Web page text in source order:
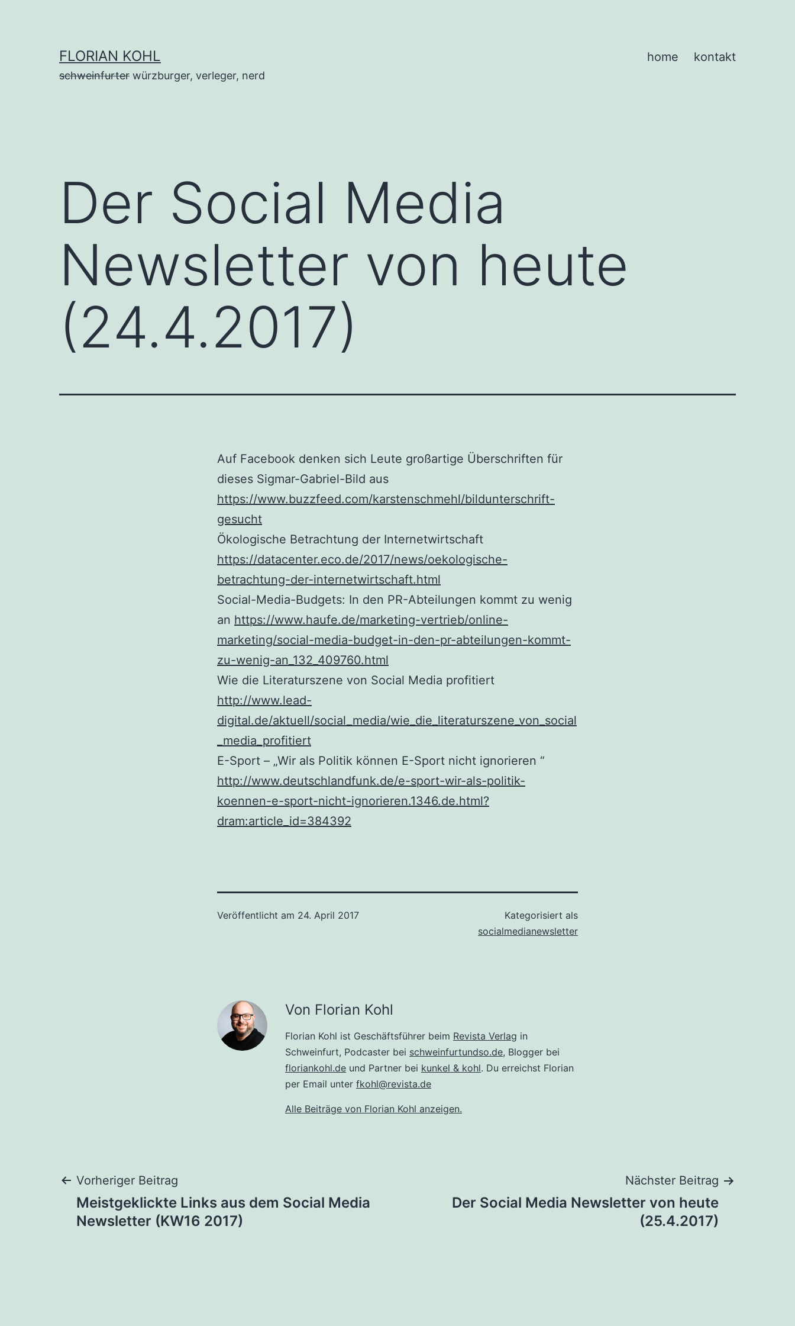
FLORIAN KOHL
schweinfurter würzburger, verleger, nerd
home kontakt
Der Social Media
Newsletter von heute
(24.4.2017)
Auf Facebook denken sich Leute großartige Überschriften für
dieses Sigmar-Gabriel-Bild aus
https://www.buzzfeed.com/karstenschmehl/bildunterschrift-
gesucht
Ökologische Betrachtung der Internetwirtschaft
https://datacenter.eco.de/2017/news/oekologische-
betrachtung-der-internetwirtschaft.html
Social-Media-Budgets: In den PR-Abteilungen kommt zu wenig
an https://www.haufe.de/marketing-vertrieb/online-
marketing/social-media-budget-in-den-pr-abteilungen-kommt-
zu-wenig-an_132_409760.html
Wie die Literaturszene von Social Media profitiert
http://www.lead-
digital.de/aktuell/social_media/wie_die_literaturszene_von_social
_media_profitiert
E-Sport – „Wir als Politik können E-Sport nicht ignorieren “
http://www.deutschlandfunk.de/e-sport-wir-als-politik-
koennen-e-sport-nicht-ignorieren.1346.de.html?
dram:article_id=384392
Veröffentlicht am 24. April 2017
Kategorisiert als
socialmedianewsletter
Von Florian Kohl
Florian Kohl ist Geschäftsführer beim Revista Verlag in
Schweinfurt, Podcaster bei schweinfurtundso.de, Blogger bei
floriankohl.de und Partner bei kunkel & kohl. Du erreichst Florian
per Email unter fkohl@revista.de
Alle Beiträge von Florian Kohl anzeigen.
Beitragsnavigation
Vorheriger Beitrag
Meistgeklickte Links aus dem Social Media
Newsletter (KW16 2017)
Nächster Beitrag
Der Social Media Newsletter von heute
(25.4.2017)